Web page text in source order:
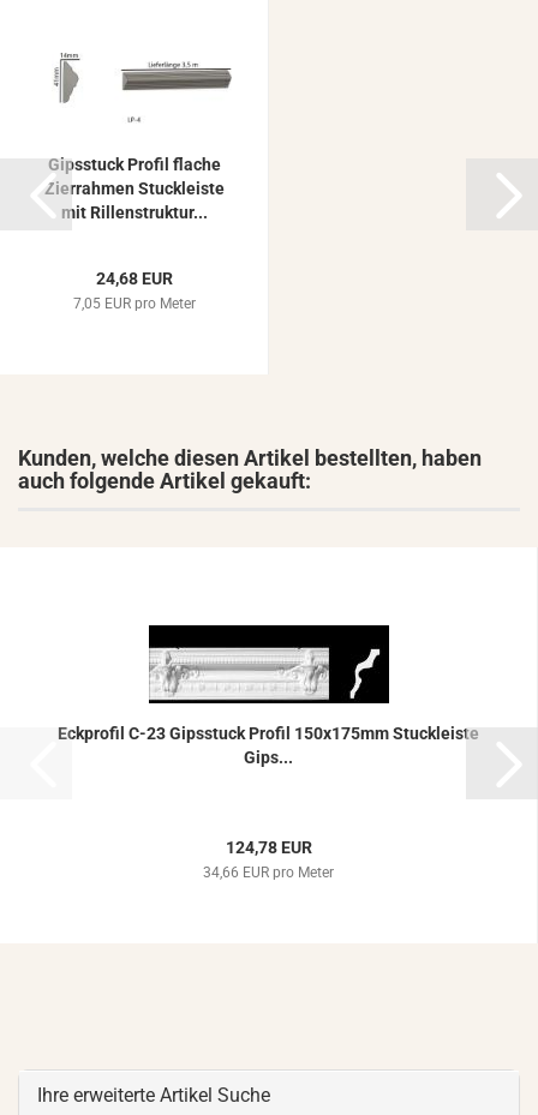
Gips­stuck Pro­fil fla­che
Zier­rah­men Stuck­leis­te
mit Ril­len­struk­tur...
24,68 EUR
7,05 EUR pro Meter
Kunden, welche diesen Artikel bestellten, haben
auch folgende Artikel gekauft:
Eck­pro­fil C-23 Gips­stuck Pro­fil 150x175mm Stuck­leis­te
Gips...
124,78 EUR
34,66 EUR pro Meter
Ihre erweiterte Artikel Suche